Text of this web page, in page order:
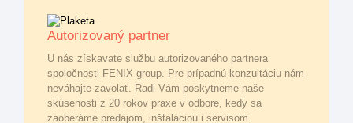
Autorizovaný partner
U nás získavate službu autorizovaného partnera
spoločnosti FENIX group. Pre prípadnú konzultáciu nám
neváhajte zavolať. Radi Vám poskytneme naše
skúsenosti z 20 rokov praxe v odbore, kedy sa
zaoberáme predajom, inštaláciou i servisom.